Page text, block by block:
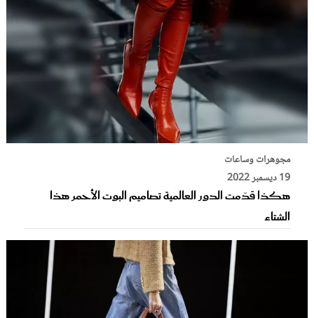
مجوهرات وساعات
19 ديسمبر 2022
هكذا قدّمت الدور العالمية تصاميم البوت الأحمر هذا
الشتاء